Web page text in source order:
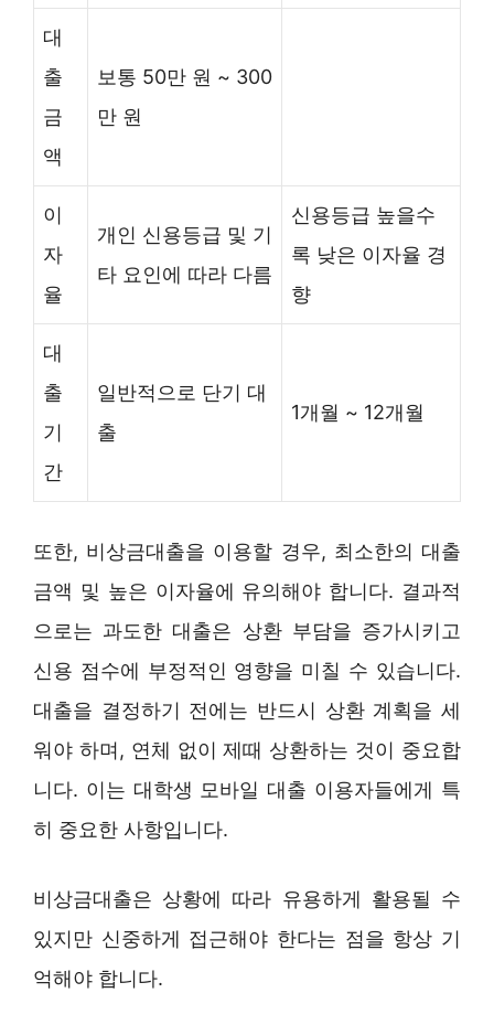
대
출
금
액
보통 50만 원 ~ 300
만 원
이
자
율
개인 신용등급 및 기
타 요인에 따라 다름
신용등급 높을수
록 낮은 이자율 경
향
대
출
기
간
일반적으로 단기 대
출
1개월 ~ 12개월
또한, 비상금대출을 이용할 경우, 최소한의 대출
금액 및 높은 이자율에 유의해야 합니다. 결과적
으로는 과도한 대출은 상환 부담을 증가시키고
신용 점수에 부정적인 영향을 미칠 수 있습니다.
대출을 결정하기 전에는 반드시 상환 계획을 세
워야 하며, 연체 없이 제때 상환하는 것이 중요합
니다. 이는 대학생 모바일 대출 이용자들에게 특
히 중요한 사항입니다.
비상금대출은 상황에 따라 유용하게 활용될 수
있지만 신중하게 접근해야 한다는 점을 항상 기
억해야 합니다.